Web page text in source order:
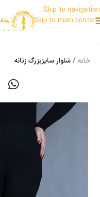
Skip to navigation
Skip to main content
خانه شلوار سایزبزرگ زنانه